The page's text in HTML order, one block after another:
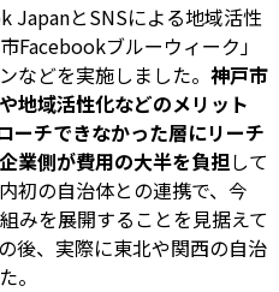
JapanとSNSによる地域活性
Facebookブルーウィーク」
などを実施しました。 神戸市
地域活性化などのメリット
ーチできなかった層にリーチ
業側が費用の大半を負担して
初の自治体との連携で、今
みを展開することを見据えて
後、実際に東北や関西の自治
。